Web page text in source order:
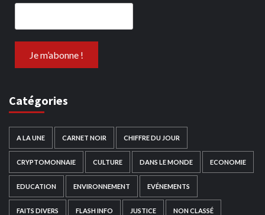
Catégories
A LA UNE CARNET NOIR CHIFFRE DU JOUR
CRYPTOMONNAIE CULTURE DANS LE MONDE ECONOMIE
EDUCATION ENVIRONNEMENT EVÉNEMENTS
FAITS DIVERS FLASH INFO JUSTICE NON CLASSÉ